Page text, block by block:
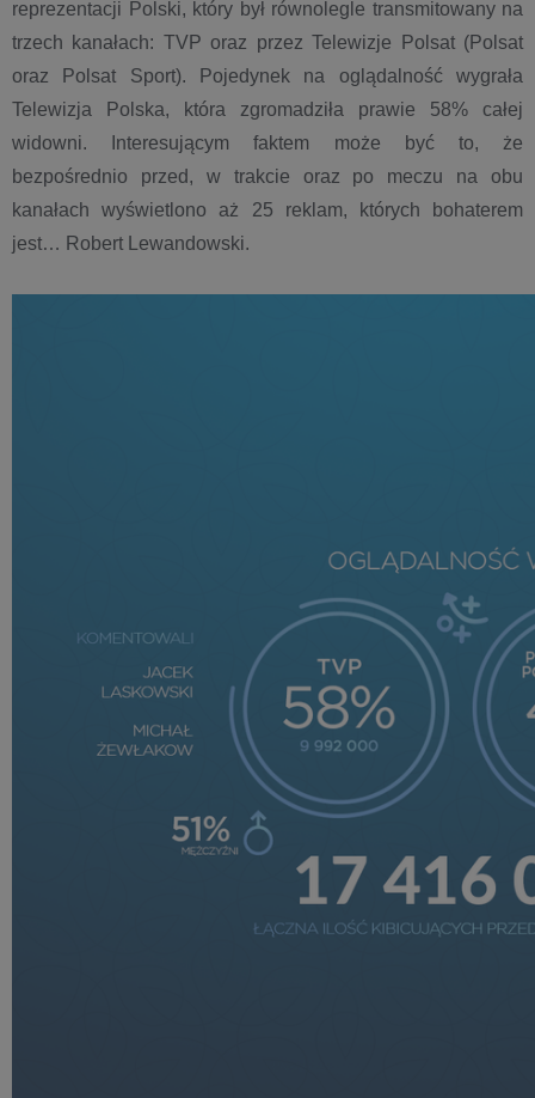
reprezentacji Polski, który był równolegle transmitowany na
trzech kanałach: TVP oraz przez Telewizje Polsat (Polsat
oraz Polsat Sport). Pojedynek na oglądalność wygrała
Telewizja Polska, która zgromadziła prawie 58% całej
widowni. Interesującym faktem może być to, że
bezpośrednio przed, w trakcie oraz po meczu na obu
kanałach wyświetlono aż 25 reklam, których bohaterem
jest… Robert Lewandowski.